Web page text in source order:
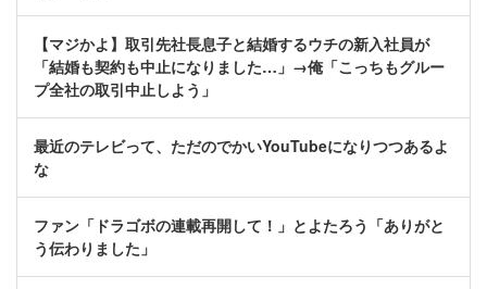
【マジかよ】取引先社長息子と結婚するウチの新入社員が
「結婚も契約も中止になりました…」→俺「こっちもグルー
プ全社の取引中止しよう」
最近のテレビって、ただのでかいYouTubeになりつつあるよ
な
ファン「ドラゴボの連載再開して！」とよたろう「ありがと
う伝わりました」